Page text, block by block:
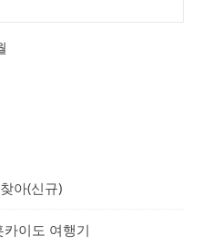
아(신규)
이도 여행기